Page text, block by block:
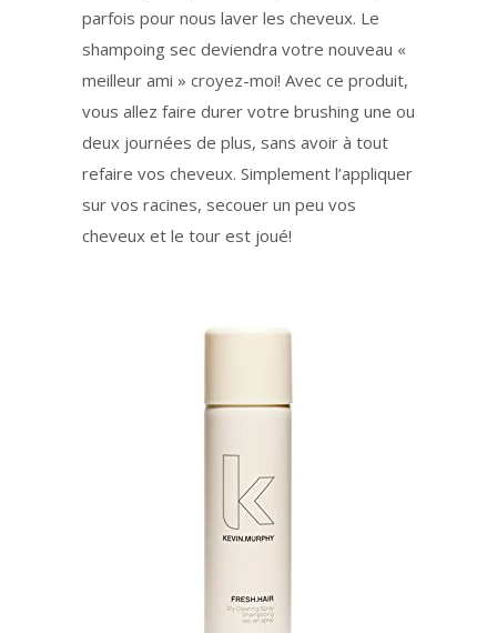
parfois pour nous laver les cheveux. Le
shampoing sec deviendra votre nouveau «
meilleur ami » croyez-moi! Avec ce produit,
vous allez faire durer votre brushing une ou
deux journées de plus, sans avoir à tout
refaire vos cheveux. Simplement l’appliquer
sur vos racines, secouer un peu vos
cheveux et le tour est joué!